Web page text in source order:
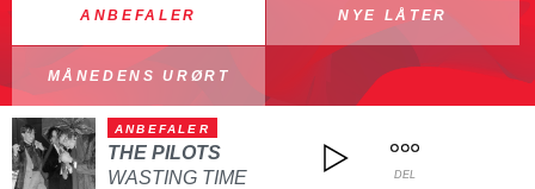
ANBEFALER NYE LÅTER
MÅNEDENS URØRT
ANBEFALER
THE PILOTS
WASTING TIME
DEL